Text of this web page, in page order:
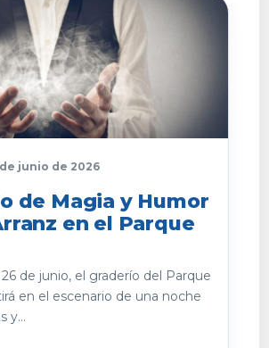
junio de 2026
de Magia y Humor
en el Parque
de junio, el graderío del Parque
en el escenario de una noche
y...